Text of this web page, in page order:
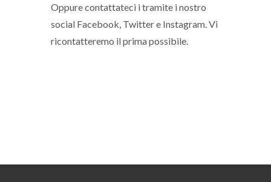
Oppure contattateci i tramite i nostro
social Facebook, Twitter e Instagram. Vi
ricontatteremo il prima possibile.